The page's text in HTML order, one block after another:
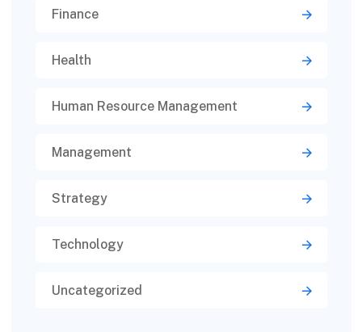
Finance
Health
Human Resource Management
Management
Strategy
Technology
Uncategorized